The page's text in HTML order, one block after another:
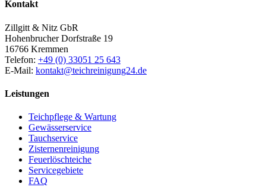
Kontakt
Zillgitt & Nitz GbR
Hohenbrucher Dorfstraße 19
16766 Kremmen
Telefon: +49 (0) 33051 25 643
E-Mail: kontakt@teichreinigung24.de
Leistungen
Teichpflege & Wartung
Gewässerservice
Tauchservice
Zisternenreinigung
Feuerlöschteiche
Servicegebiete
FAQ